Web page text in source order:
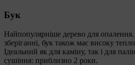
Бук
Найпопулярніше дерево для опалення.
зберіганні, бук також має високу
Ідеальний як для каміну, так і для
сушіння: приблизно 2 роки.